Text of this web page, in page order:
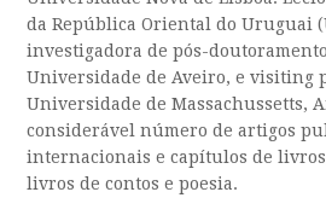
da República Oriental do Uruguai
investigadora de pós-
Universidade de Aveiro, e visiting
Universidade de Massachussetts,
considerável número de artigos
internacionais e capítulos de
livros de contos e poesia.